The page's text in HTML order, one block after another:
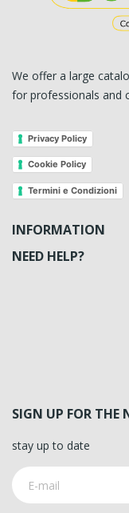
We offer a large
for professionals and
Privacy Policy
Cookie Policy
Termini e Condizioni
INFORMATION
NEED HELP?
SIGN UP FOR THE
stay up to date